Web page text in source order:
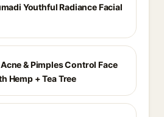
Youthful Radiance Facial
& Pimples Control Face
Hemp + Tea Tree